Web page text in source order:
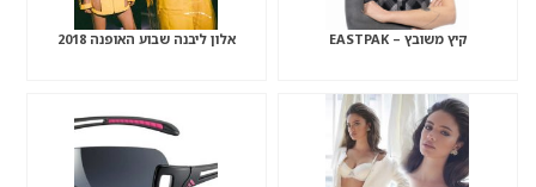
קיץ משובץ – EASTPAK אלון ליבנה שבוע האופנה 2018